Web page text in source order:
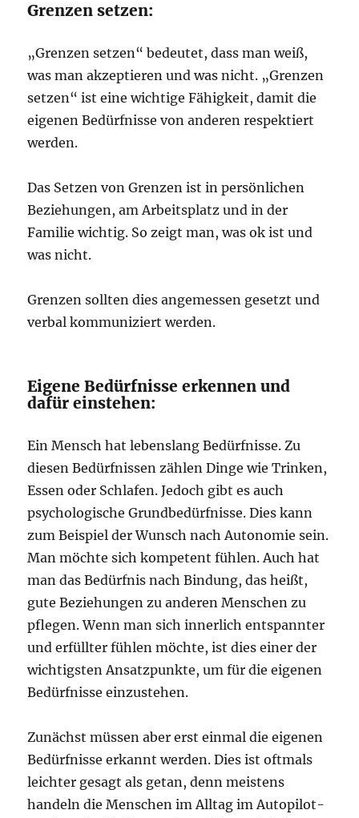
Grenzen setzen:
„Grenzen setzen“ bedeutet, dass man weiß,
was man akzeptieren und was nicht. „Grenzen
setzen“ ist eine wichtige Fähigkeit, damit die
eigenen Bedürfnisse von anderen respektiert
werden.
Das Setzen von Grenzen ist in persönlichen
Beziehungen, am Arbeitsplatz und in der
Familie wichtig. So zeigt man, was ok ist und
was nicht.
Grenzen sollten dies angemessen gesetzt und
verbal kommuniziert werden.
Eigene Bedürfnisse erkennen und
dafür einstehen:
Ein Mensch hat lebenslang Bedürfnisse. Zu
diesen Bedürfnissen zählen Dinge wie Trinken,
Essen oder Schlafen. Jedoch gibt es auch
psychologische Grundbedürfnisse. Dies kann
zum Beispiel der Wunsch nach Autonomie sein.
Man möchte sich kompetent fühlen. Auch hat
man das Bedürfnis nach Bindung, das heißt,
gute Beziehungen zu anderen Menschen zu
pflegen. Wenn man sich innerlich entspannter
und erfüllter fühlen möchte, ist dies einer der
wichtigsten Ansatzpunkte, um für die eigenen
Bedürfnisse einzustehen.
Zunächst müssen aber erst einmal die eigenen
Bedürfnisse erkannt werden. Dies ist oftmals
leichter gesagt als getan, denn meistens
handeln die Menschen im Alltag im Autopilot-